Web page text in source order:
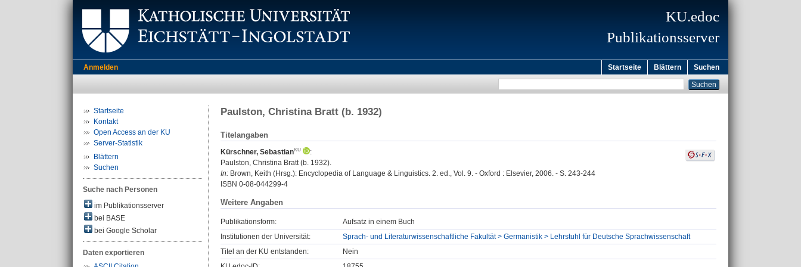
KU.edoc
Publikationsserver
Anmelden Startseite Blättern Suchen
Startseite
Kontakt
Open Access an der KU
Server-Statistik
Blättern
Suchen
Suche nach Personen
im Publikationsserver
bei BASE
bei Google Scholar
Daten exportieren
Paulston, Christina Bratt (b. 1932)
Titelangaben
Kürschner, Sebastian
:
Paulston, Christina Bratt (b. 1932).
In: Brown, Keith (Hrsg.): Encyclopedia of Language & Linguistics. 2. ed., Vol. 9. - Oxford : Elsevier, 2006. - S. 243-244
ISBN 0-08-044299-4
Weitere Angaben
Publikationsform:
Aufsatz in einem Buch
Institutionen der Universität:
Sprach- und Literaturwissenschaftliche Fakultät > Germanistik > Lehrstuhl für Deutsche Sprachwissenschaft
Titel an der KU entstanden:
Nein